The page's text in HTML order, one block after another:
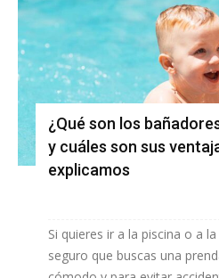
¿Qué son los
y cuáles son sus
explicamos
Si quieres ir a la piscina o a
seguro que buscas una